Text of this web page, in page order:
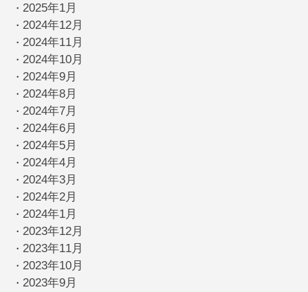
・ 2025年1月
・ 2024年12月
・ 2024年11月
・ 2024年10月
・ 2024年9月
・ 2024年8月
・ 2024年7月
・ 2024年6月
・ 2024年5月
・ 2024年4月
・ 2024年3月
・ 2024年2月
・ 2024年1月
・ 2023年12月
・ 2023年11月
・ 2023年10月
・ 2023年9月